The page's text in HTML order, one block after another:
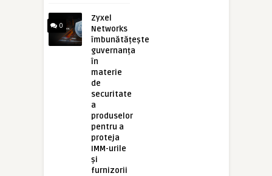
0
Zyxel
Networks
îmbunătățește
guvernanța
în
materie
de
securitate
a
produselor
pentru a
proteja
IMM-urile
și
furnizorii